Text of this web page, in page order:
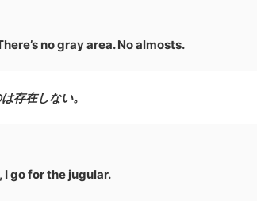
no gray area. No almosts.
存在しない。
I go for the jugular.